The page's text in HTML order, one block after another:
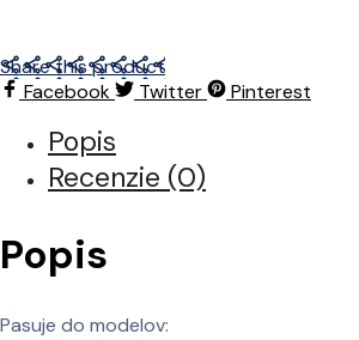
Share this product
Facebook
Twitter Pinterest
Popis
Recenzie (0)
Popis
Pasuje do modelov: